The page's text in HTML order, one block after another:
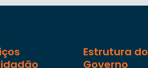
Estrutura do
Governo